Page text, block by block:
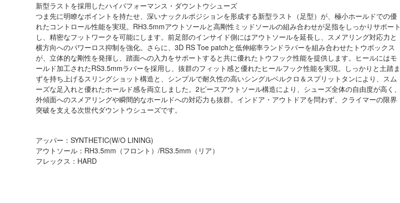
新型ラストを採用したハイパフォーマンス・ダウントウシューズ
つま先に明瞭なポイントを持たせ、深いナックルポジションを形成する新型ラスト（足型）が、極小ホールドでの優
れたコントロール性能を実現。RH3.5mmアウトソールと高剛性ミッドソールの組み合わせが足指をしっかりサポート
し、精密なフットワークを可能にします。前足部のインサイド側にはアウトソールを延長し、スメアリング対応力と
横方向へのパワーロス抑制を強化。さらに、3D RS Toe patchと低伸縮率ランドラバーを組み合わせたトウボックス
が、立体的な剛性を発揮し、踏面への入力をサポートすると共に優れたトウフック性能を提供します。ヒールにはモ
ールド加工されたRS3.5mmラバーを採用し、抜群のフィット感と優れたヒールフック性能を実現。しっかりと土踏ま
ずを持ち上げるスリングショット構造と、シンプルで耐久性の高いシングルベルクロ＆スプリットタンにより、スム
ーズな足入れと優れたホールド感を両立しました。2ピースアウトソール構造により、シューズ全体の自由度が高く、
外傾面へのスメアリングや瞬間的なホールドへの対応力も抜群。インドア・アウトドアを問わず、クライマーの限界
突破を支える次世代ダウントウシューズです。
アッパー：SYNTHETIC(W/O LINING)
アウトソール：RH3.5mm（フロント）/RS3.5mm（リア）
フレックス：HARD